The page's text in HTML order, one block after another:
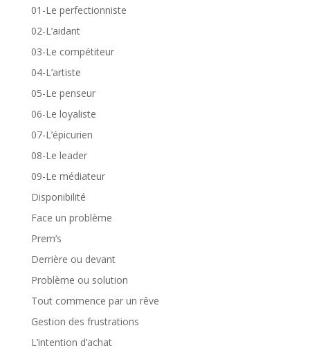
01-Le perfectionniste
02-L’aidant
03-Le compétiteur
04-L’artiste
05-Le penseur
06-Le loyaliste
07-L’épicurien
08-Le leader
09-Le médiateur
Disponibilité
Face un problème
Prem’s
Derrière ou devant
Problème ou solution
Tout commence par un rêve
Gestion des frustrations
L’intention d’achat